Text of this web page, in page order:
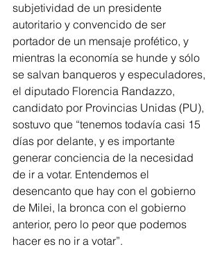
subjetividad de un presidente
autoritario y convencido de ser
portador de un mensaje profético, y
mientras la economía se hunde y sólo
se salvan banqueros y especuladores,
el diputado Florencia Randazzo,
candidato por Provincias Unidas (PU),
sostuvo que “tenemos todavía casi 15
días por delante, y es importante
generar conciencia de la necesidad
de ir a votar. Entendemos el
desencanto que hay con el gobierno
de Milei, la bronca con el gobierno
anterior, pero lo peor que podemos
hacer es no ir a votar”.